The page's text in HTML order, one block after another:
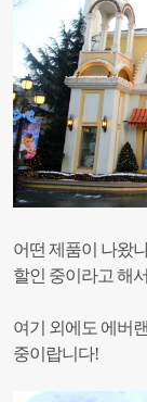
어떤 제품이 나왔
할인 중이라고 해
여기 외에도 에버
중이랍니다!